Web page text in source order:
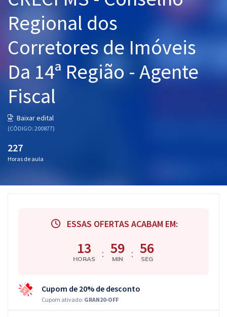
Graduação
Mentorias
Questões grátis
Conteúdo gratuito
Blog
Regional dos
Corretores de Imóveis
Da 14ª Região - Agente
Fiscal
Baixar edital
(CÓDIGO: 200877)
227
Horas de aula
ESSAS OFERTAS ACABAM EM:
13
HORAS : 59
MIN : 55
SEG
Cupom de 20% de desconto
Cupom ativado: GRAN20-OFF